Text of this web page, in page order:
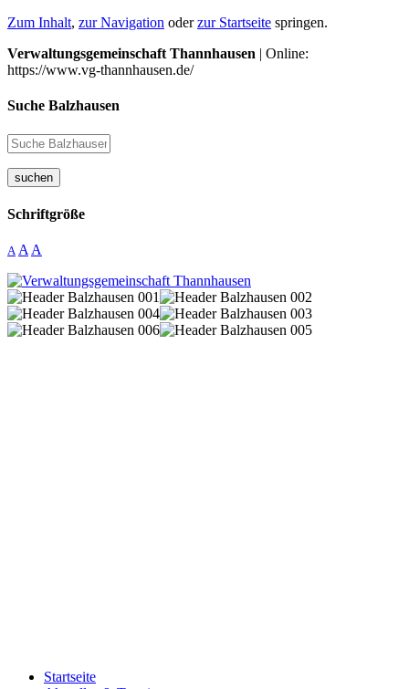
Zum Inhalt, zur Navigation oderzur Startseite springen.
Verwaltungsgemeinschaft Thannhausen | Online:
https://www.vg-thannhausen.de/
Suche Balzhausen
suchen
Schriftgröße
A A A
Startseite